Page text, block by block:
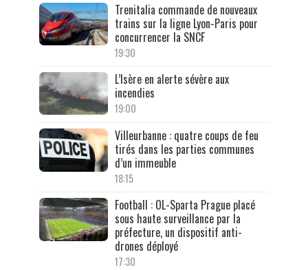
Trenitalia commande de nouveaux
trains sur la ligne Lyon-Paris pour
concurrencer la SNCF
19:30
L’Isère en alerte sévère aux
incendies
19:00
Villeurbanne : quatre coups de feu
tirés dans les parties communes
d’un immeuble
18:15
Football : OL-Sparta Prague placé
sous haute surveillance par la
préfecture, un dispositif anti-
drones déployé
17:30